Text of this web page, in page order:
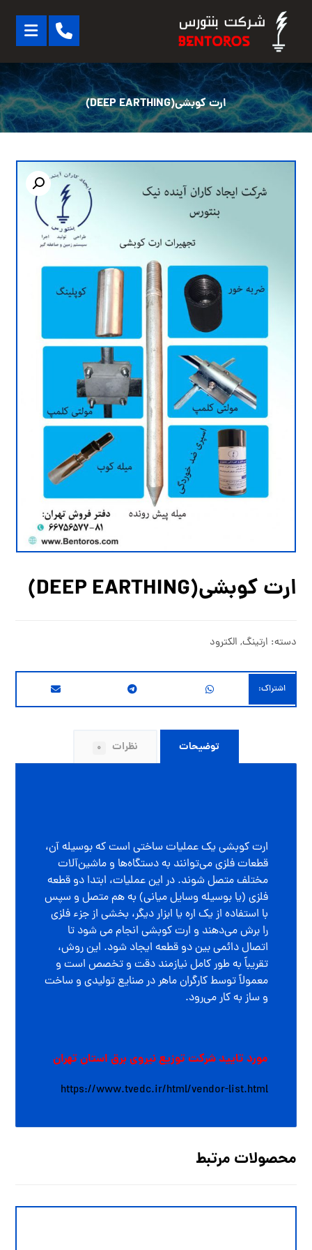
ارت کوبشی(DEEP EARTHING)
بزرگنمایی تصویر
ارت کوبشی(DEEP EARTHING)
دسته: ارتینگ, الکترود
توضیحات نظرات 0
ارت کوبشی یک عملیات ساختی است که بوسیله آن،
قطعات فلزی می‌توانند به دستگاه‌ها و ماشین‌آلات
مختلف متصل شوند. در این عملیات، ابتدا دو قطعه
فلزی (یا بوسیله وسایل میانی) به هم متصل و سپس
با استفاده از یک اره یا ابزار دیگر، بخشی از جزء فلزی
را برش می‌دهند و ارت کوبشی انجام می شود تا
اتصال دائمی بین دو قطعه ایجاد شود. این روش،
تقریباً به طور کامل نیازمند دقت و تخصص است و
معمولاً توسط کارگران ماهر در صنایع تولیدی و ساخت
و ساز به کار می‌رود.
مورد تایید شرکت توزیع نیروی برق استان تهران
https://www.tvedc.ir/html/vendor-list.html
محصولات مرتبط